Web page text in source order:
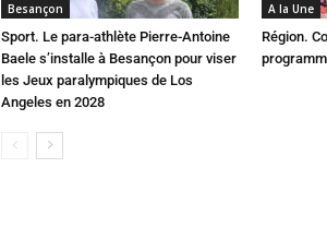
Besançon
Sport. Le para-athlète Pierre-Antoine
Baele s’installe à Besançon pour viser
les Jeux paralympiques de Los
Angeles en 2028
A la Une
Région.